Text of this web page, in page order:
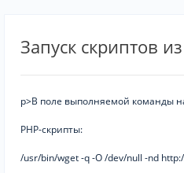
Запуск скриптов
p>В поле выполняемой команды
PHP-скрипты:
/usr/bin/wget -q -O /dev/null -nd